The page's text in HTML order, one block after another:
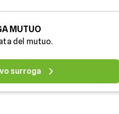
MUTUO
del mutuo.
surroga